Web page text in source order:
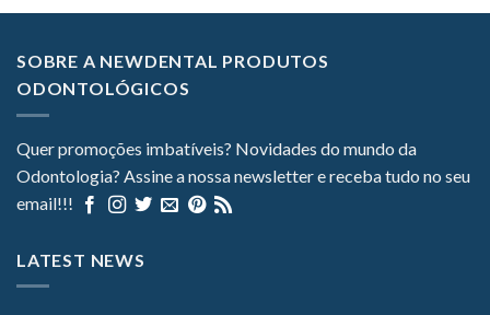
SOBRE A NEWDENTAL PRODUTOS
ODONTOLÓGICOS
Quer promoções imbatíveis? Novidades do mundo da
Odontologia? Assine a nossa newsletter e receba tudo no seu
email!!!
LATEST NEWS